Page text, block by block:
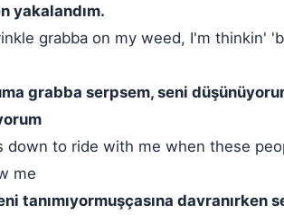
yakalandım.
grabba on my weed, I'm thinkin'
grabba serpsem, seni
down to ride with me when these
me
tanımıyormuşçasına davranırken